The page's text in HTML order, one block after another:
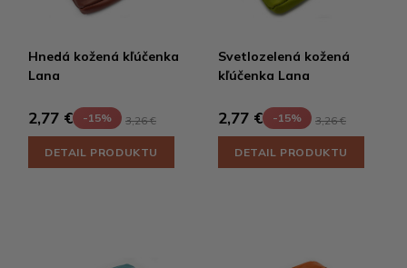
Hnedá kožená kľúčenka
Lana
2,77 € -15% 3,26 €
DETAIL PRODUKTU
Svetlozelená kožená
kľúčenka Lana
2,77 € -15% 3,26 €
DETAIL PRODUKTU